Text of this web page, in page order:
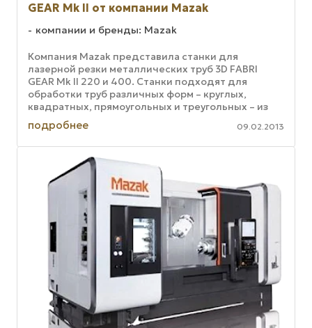
GEAR Mk II от компании Mazak
компании и бренды: Mazak
Компания Mazak представила станки для
лазерной резки металлических труб 3D FABRI
GEAR Mk II 220 и 400. Станки подходят для
обработки труб различных форм – круглых,
квадратных, прямоугольных и треугольных – из
мягкой и нержавеющей стали. Благодаря ...
подробнее 09.02.2013